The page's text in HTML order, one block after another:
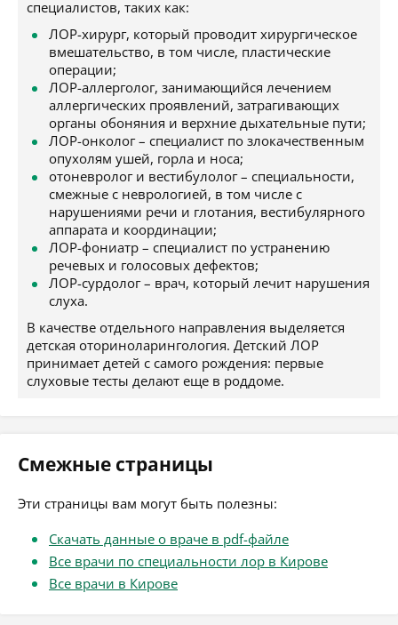
специалистов, таких как:
ЛОР-хирург, который проводит хирургическое
вмешательство, в том числе, пластические
операции;
ЛОР-аллерголог, занимающийся лечением
аллергических проявлений, затрагивающих
органы обоняния и верхние дыхательные пути;
ЛОР-онколог – специалист по злокачественным
опухолям ушей, горла и носа;
отоневролог и вестибулолог – специальности,
смежные с неврологией, в том числе с
нарушениями речи и глотания, вестибулярного
аппарата и координации;
ЛОР-фониатр – специалист по устранению
речевых и голосовых дефектов;
ЛОР-сурдолог – врач, который лечит нарушения
слуха.
В качестве отдельного направления выделяется
детская оториноларингология. Детский ЛОР
принимает детей с самого рождения: первые
слуховые тесты делают еще в роддоме.
Смежные страницы
Эти страницы вам могут быть полезны:
Скачать данные о враче в pdf-файле
Все врачи по специальности лор в Кирове
Все врачи в Кирове